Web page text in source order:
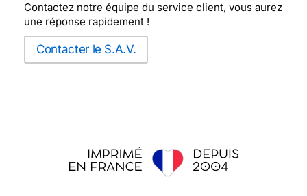
Contactez notre équipe du service client, vous aurez
une réponse rapidement !
Contacter le S.A.V.